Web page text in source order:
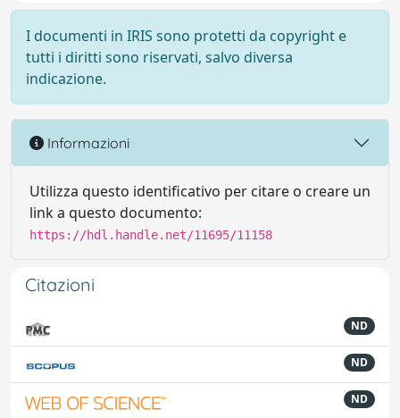
I documenti in IRIS sono protetti da copyright e
tutti i diritti sono riservati, salvo diversa
indicazione.
Informazioni
Utilizza questo identificativo per citare o creare un
link a questo documento:
https://hdl.handle.net/11695/11158
Citazioni
ND
ND
ND